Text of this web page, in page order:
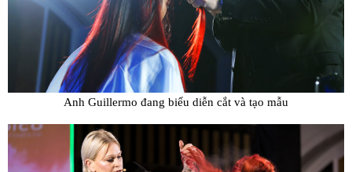
Anh Guillermo đang biểu diễn cắt và tạo mẫu